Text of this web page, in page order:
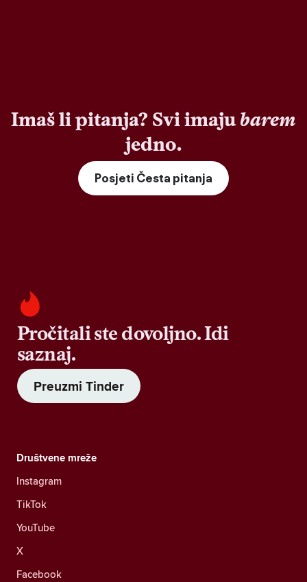
Imaš li pitanja? Svi imaju barem
jedno.
Posjeti Česta pitanja
Pročitali ste dovoljno. Idi
saznaj.
Preuzmi Tinder
Društvene mreže
Instagram
TikTok
YouTube
X
Facebook